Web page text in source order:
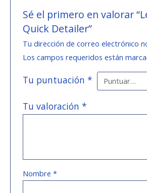
Sé el primero en valorar
Quick Detailer”
Tu dirección de correo electrónico
Los campos requeridos están
Tu puntuación*
Tu valoración*
Nombre*